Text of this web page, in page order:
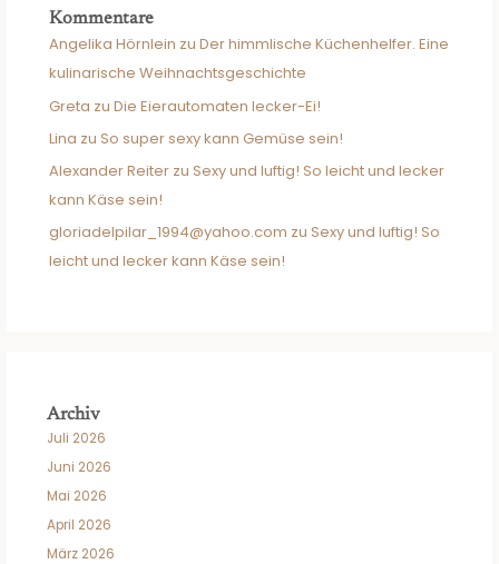
Kommentare
Angelika Hörnlein zuDer himmlische Küchenhelfer. Eine
kulinarische Weihnachtsgeschichte
Greta zuDie Eierautomaten lecker-Ei!
Lina zu So super sexy kann Gemüse sein!
Alexander Reiter zu Sexy und luftig! So leicht und lecker
kann Käse sein!
gloriadelpilar_1994@yahoo.com zu Sexy und luftig! So
leicht und lecker kann Käse sein!
Archiv
Juli 2026
Juni 2026
Mai 2026
April 2026
März 2026